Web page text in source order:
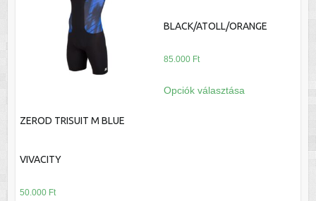
A
változatok
a
termékoldalon
választhatók
változatok
ki
ZEROD TRISUIT M BLUE
VIVACITY
50.000 Ft
BLACK/ATOLL/ORANGE
85.000 Ft
Opciók választása
a